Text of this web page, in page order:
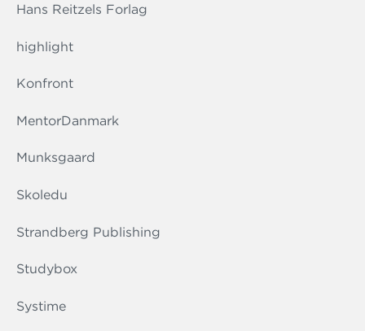
Hans Reitzels Forlag
highlight
Konfront
MentorDanmark
Munksgaard
Skoledu
Strandberg Publishing
Studybox
Systime